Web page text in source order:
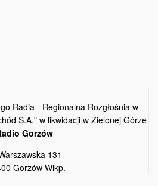
Radia - Regionalna Rozgłośnia w
S.A." w likwidacji w Zielonej Górze
Gorzów
131
Gorzów Wlkp.